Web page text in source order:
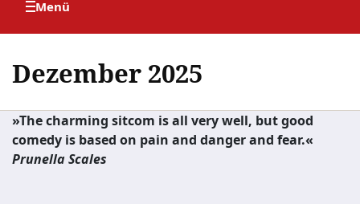
Dezember 2025
»The charming sitcom is all very well, but good
comedy is based on pain and danger and fear.«
Prunella Scales